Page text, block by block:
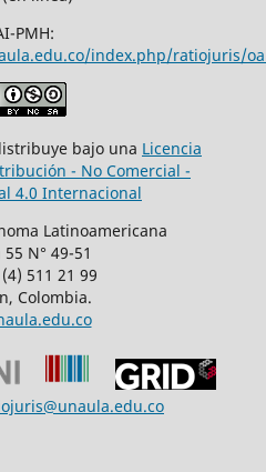
PMH:
index.php/ratiojuris/
bajo una Licencia
- No Comercial -
4.0 Internacional
Latinoamericana
N° 49-51
511 21 99
Colombia.